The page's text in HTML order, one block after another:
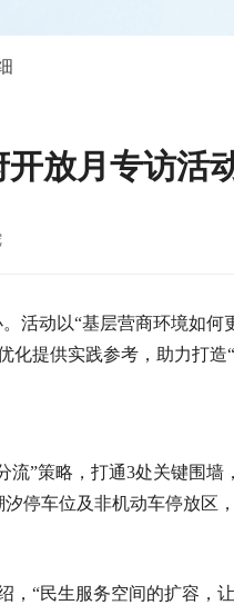
放月专访活
活动以“基层营商环境如何
提供实践参考，助力打造“
”策略，打通3处关键围墙
停车位及非机动车停放区
“民生服务空间的扩容，